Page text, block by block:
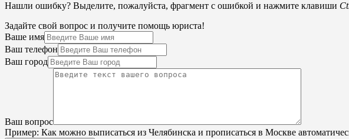
Нашли ошибку? Выделите, пожалуйста, фрагмент с ошибкой и нажмите клавиши
Задайте свой вопрос и получите помощь юриста!
Ваше имя
Ваш телефон
Ваш город
Ваш вопрос
Пример: Как можно выписаться из Челябинска и прописаться в Москве